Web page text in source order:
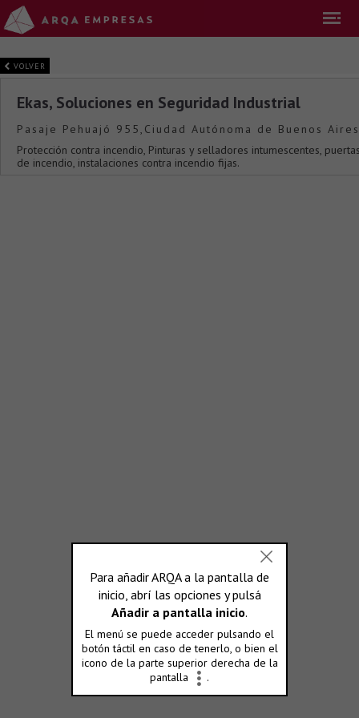
VOLVER
Ekas, Soluciones en Seguridad Industrial
Pasaje Pehuajó 955,Ciudad Autónoma de Buenos
Protección contra incendio, Pinturas y selladores intumescentes,
de incendio, instalaciones contra incendio fijas.